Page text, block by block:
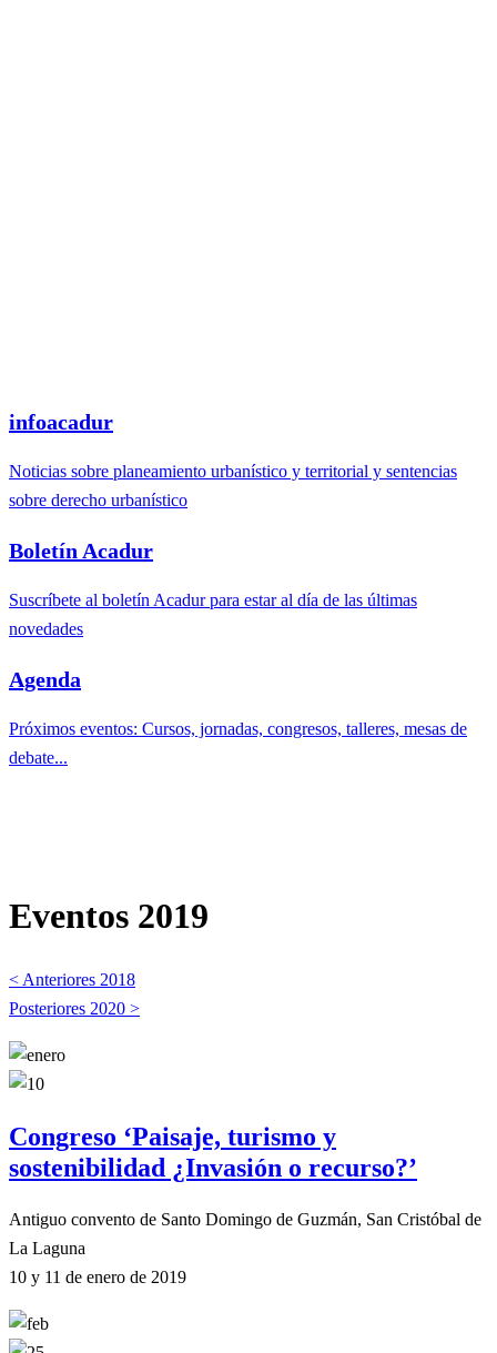
infoacadur
Noticias sobre planeamiento urbanístico y territorial y sentencias
sobre derecho urbanístico
Boletín Acadur
Suscríbete al boletín Acadur para estar al día de las últimas
novedades
Agenda
Próximos eventos: Cursos, jornadas, congresos, talleres, mesas de
debate...
Eventos 2019
< Anteriores 2018
Posteriores 2020 >
Congreso ‘Paisaje, turismo y
sostenibilidad ¿Invasión o recurso?’
Antiguo convento de Santo Domingo de Guzmán, San Cristóbal de
La Laguna
10 y 11 de enero de 2019